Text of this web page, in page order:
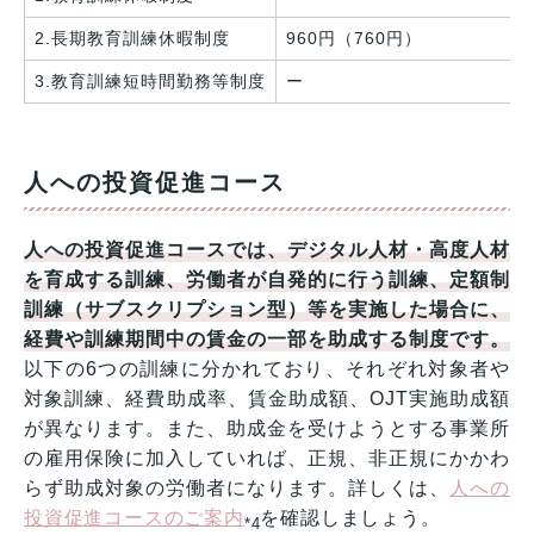
2.長期教育訓練休暇制度 960円（760円）
3.教育訓練短時間勤務等制度 ー
人への投資促進コース
人への投資促進コースでは、デジタル人材・高度人材
を育成する訓練、労働者が自発的に行う訓練、定額制
訓練（サブスクリプション型）等を実施した場合に、
経費や訓練期間中の賃金の一部を助成する制度です。
以下の6つの訓練に分かれており、それぞれ対象者や
対象訓練、経費助成率、賃金助成額、OJT実施助成額
が異なります。また、助成金を受けようとする事業所
の雇用保険に加入していれば、正規、非正規にかかわ
らず助成対象の労働者になります。詳しくは、
人への
投資促進コースのご案内*4を確認しましょう。